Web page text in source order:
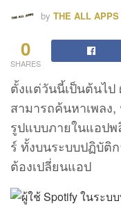
by THE ALL APPS
0
SHARES
ตั้งแต่วันนี้เป็นต้นไป
สามารถค้นหาเพลง
รูปแบบภายในแอปพ
ร์ ทั้งบนระบบปฏิบัติ
ต้องเปลี่ยนแอป